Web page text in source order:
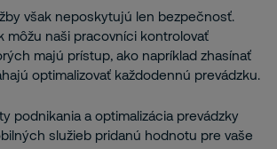
však neposkytujú len bezpečnosť.
môžu naši pracovníci kontrolovať
majú prístup, ako napríklad zhasínať
optimalizovať každodennú prevádzku.
podnikania a optimalizácia prevádzky
služieb pridanú hodnotu pre vaše